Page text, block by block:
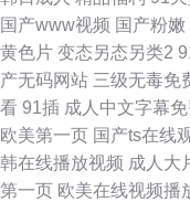
国产www视频 国产粉嫩
黄色片 变态另态另类2
产无码网站 三级无毒免
看 91插 成人中文字幕
欧美第一页 国产ts在线
韩在线播放视频 成人大
第一页 欧美在线视频播